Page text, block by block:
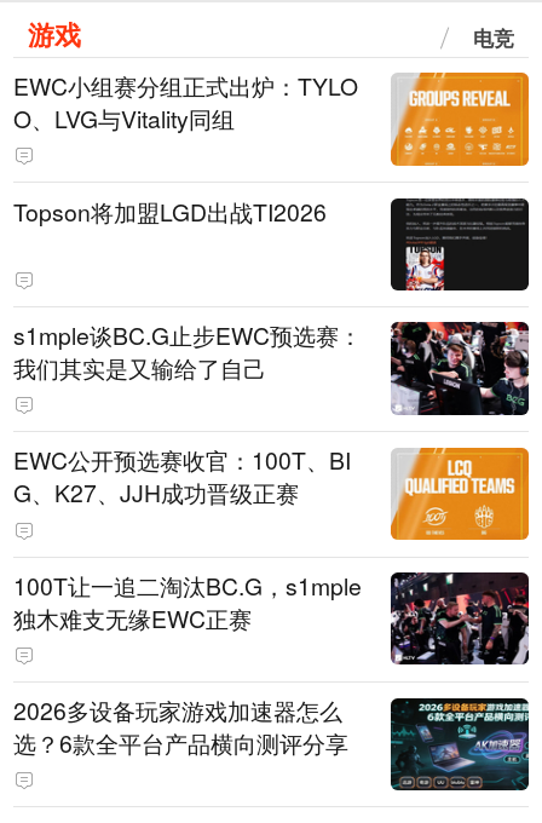
游戏 电竞
EWC小组赛分组正式出炉：TYLO
O、LVG与Vitality同组
Topson将加盟LGD出战TI2026
s1mple谈BC.G止步EWC预选赛：
我们其实是又输给了自己
EWC公开预选赛收官：100T、BI
G、K27、JJH成功晋级正赛
100T让一追二淘汰BC.G，s1mple
独木难支无缘EWC正赛
2026多设备玩家游戏加速器怎么
选？6款全平台产品横向测评分享